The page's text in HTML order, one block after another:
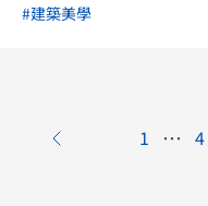
#建築美學
1 … 4